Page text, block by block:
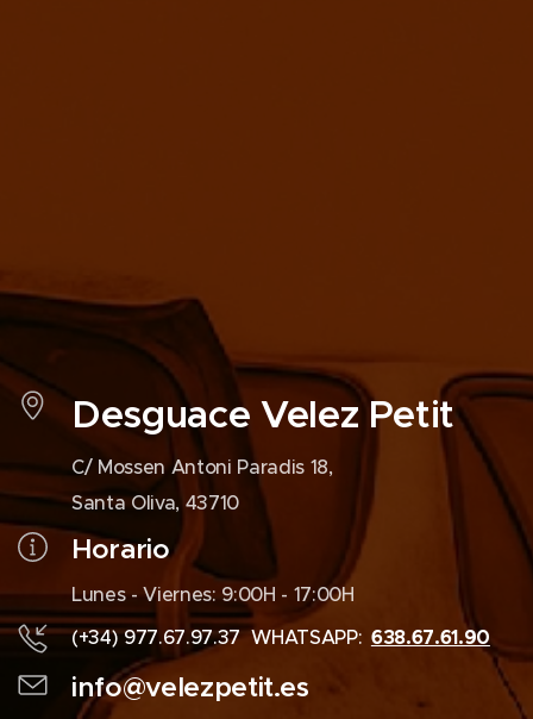
Desguace Velez Petit
C/ Mossen Antoni Paradis 18,
Santa Oliva, 43710
Horario
Lunes - Viernes: 9:00H - 17:00H
(+34) 977.67.97.37 WHATSAPP: 638.67.61.90
info@velezpetit.es